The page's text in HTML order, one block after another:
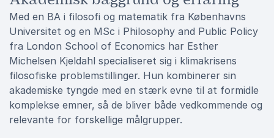
Med en BA i filosofi og matematik fra Københavns
Universitet og en MSc i Philosophy and Public Policy
fra London School of Economics har Esther
Michelsen Kjeldahl specialiseret sig i klimakrisens
filosofiske problemstillinger. Hun kombinerer sin
akademiske tyngde med en stærk evne til at formidle
komplekse emner, så de bliver både vedkommende og
relevante for forskellige målgrupper.